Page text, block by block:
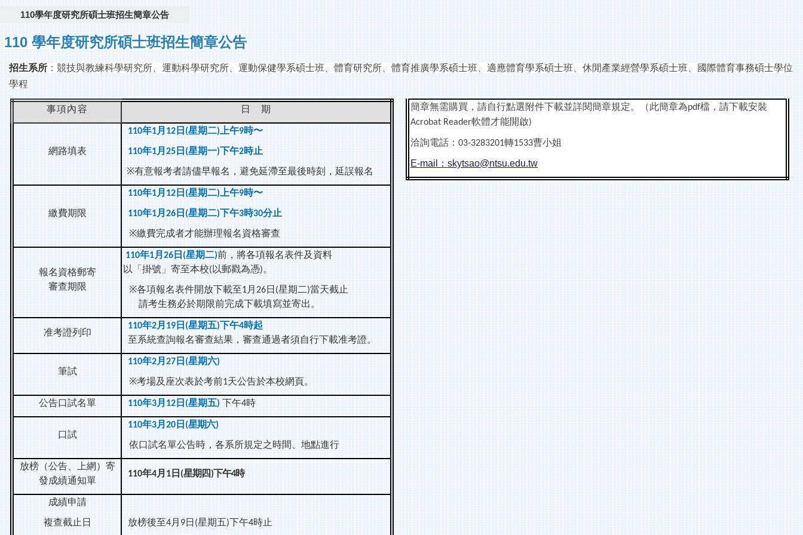
110學年度研究所碩士班招生簡章公告
110 學年度研究所碩士班招生簡章公告
招生系所 ：競技與教練科學研究所、運動科學研究所、運動保健學系碩士班、體育研究所、體育推廣學系碩士班、適應體育學系碩士班、休閒產業經營學系碩士班、國際體育事務碩士學位
學程
事項內容 日 期
網路填表
110年1月 12 日 (星期二) 上午9時〜
110年1月 25 日 (星期一)下午2時止
※有意報考者請儘早報名，避免延滯至最後時刻，延誤報名
繳費期限
110年1月 12 日 (星期二) 上午9時〜
110年1月 26 日 (星期二)下午3時30分止
※繳費完成者才能辦理報名資格審查
報名資格郵寄
審查期限
110年1月 26 日 (星期二)前，將各項報名表件及資料
以「掛號」寄至本校( 以郵戳為憑)。
※各項報名表件開放下載至1 月 26日 (星期二)當天截止
請考生務必於期限前完成下載填寫並寄出。
准考證列印
110年2月 19 日 (星期五)下午4時起
至系統查詢報名審查結果，審查通過者須自行下載准考證。
筆試
110年2月 27 日 (星期六)
※考場及座次表於考前1天公告於本校網頁。
公告口試名單 110年3月 12 日 (星期五) 下午4時
口試
110年3月 20 日 (星期六)
依口試名單公告時，各系所規定之時間、地點進行
放榜（公告、上網）寄
發成績通知單
110年4月 1 日 (星期四)下午4時
成績申請
複查截止日
放榜後至4月 9日 (星期五)下午4時止
簡章無需購買，請自行點選附件下載並詳閱簡章規定。（此簡章為pdf檔，請下載安裝
Acrobat Reader軟體才能開啟)
洽詢電話： 03-3283201轉1533曹小姐
E-mail ： skytsao@ntsu.edu.tw